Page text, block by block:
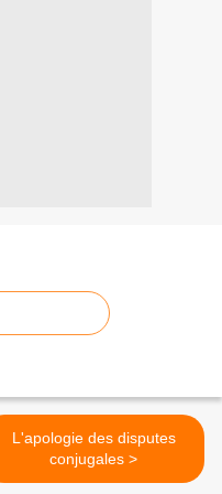
L'apologie des disputes
conjugales >